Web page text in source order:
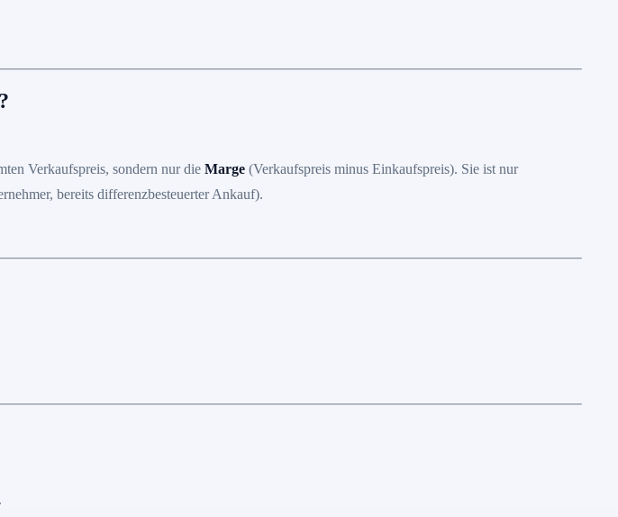
Verkaufspreis, sondern nur die Marge (Verkaufspreis minus Einkaufspreis). Sie ist nur
bereits differenzbesteuerter Ankauf).